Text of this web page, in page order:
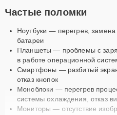
Частые поломки
Ноутбуки — перегрев, замена
батареи
Планшеты — проблемы с
в работе операционной
Смартфоны — разбитый
отказ кнопок
Моноблоки — перегрев
системы охлаждения, отказ
Мониторы — отсутствие